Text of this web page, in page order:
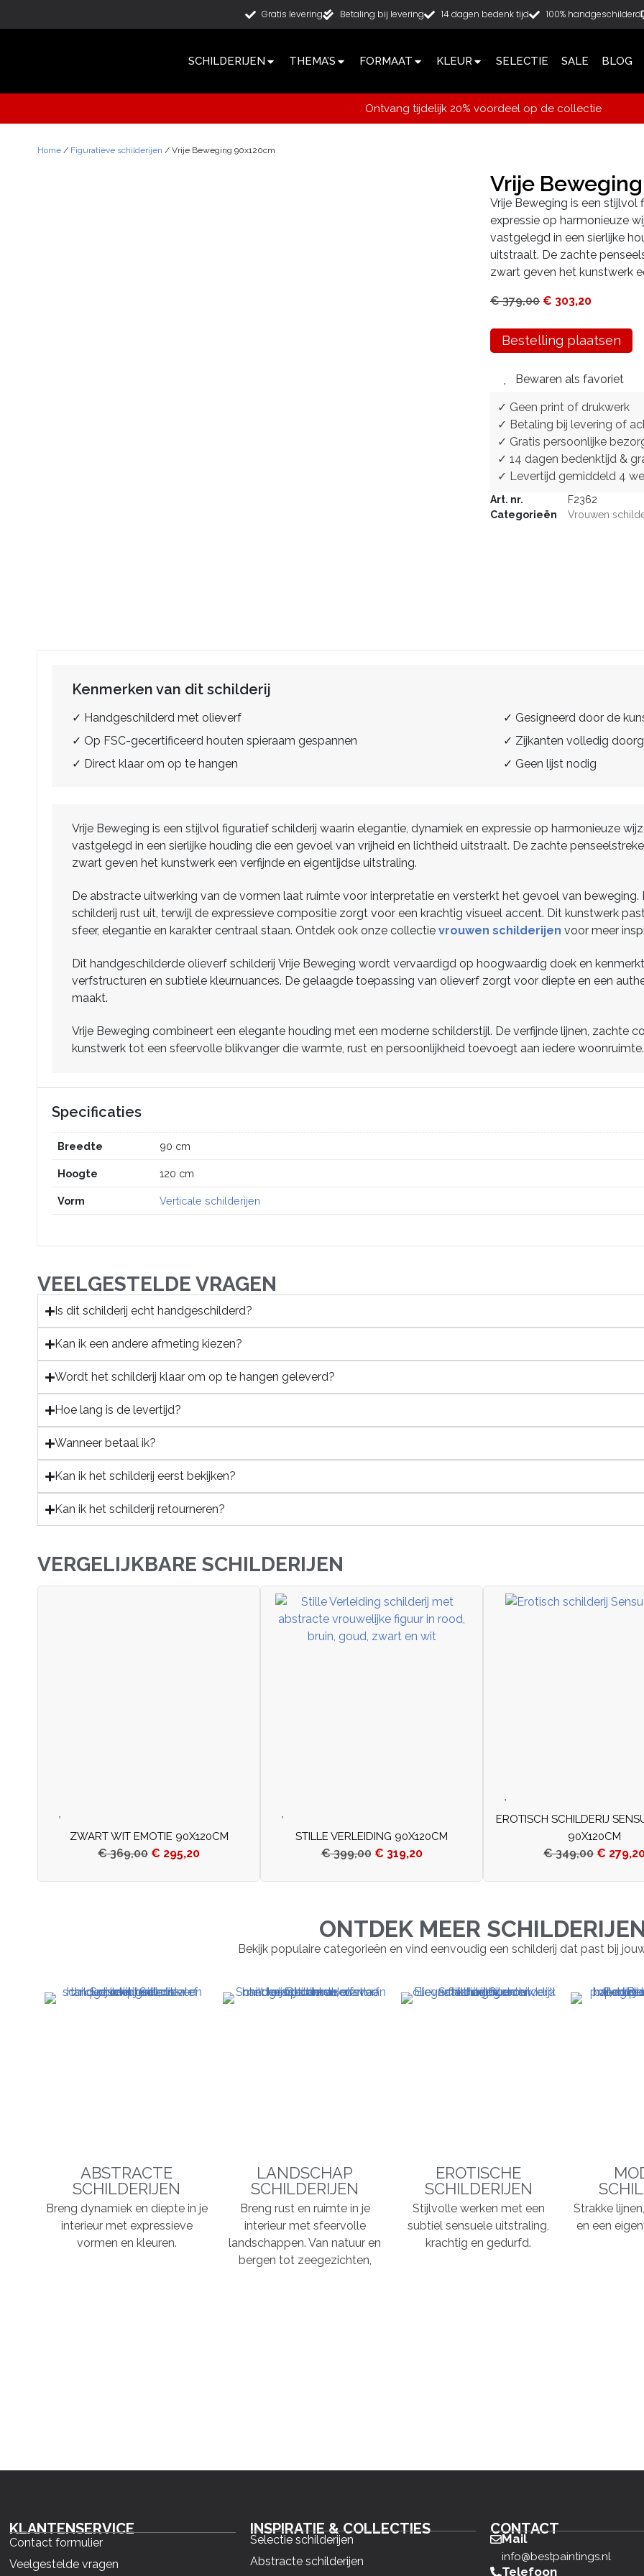
Gratis levering Betaling bij levering 14 dagen bedenk tijd 100% handgeschilderd
SCHILDERIJEN THEMA’S FORMAAT KLEUR SELECTIE SALE BLOG
Ontvang tijdelijk 20% voordeel op de collectie
Home / Figuratieve schilderijen / Vrije Beweging 90x120cm
Vrije
Vrije Beweging is een stijlvol
expressie op harmonieuze
vastgelegd in een sierlijke
uitstraalt. De zachte
zwart geven het kunstwerk
€379,00 € 303,20
Bestelling plaatsen
Bewaren als favoriet
✓ Geen print of drukwerk
✓ Betaling bij levering of
✓ Gratis persoonlijke
✓ 14 dagen bedenktijd &
✓ Levertijd gemiddeld 4
Art. nr.
F2362
Categorieën
Vrouwen
Kenmerken van dit schilderij
✓ Handgeschilderd met olieverf
✓ Gesigneerd door de
✓ Op FSC-gecertificeerd houten spieraam gespannen
✓ Zijkanten volledig
✓ Direct klaar om op te hangen
✓ Geen lijst nodig
Vrije Beweging is een stijlvol figuratief schilderij waarin elegantie, dynamiek en expressie op harmonieuze
vastgelegd in een sierlijke houding die een gevoel van vrijheid en lichtheid uitstraalt. De zachte
zwart geven het kunstwerk een verfijnde en eigentijdse uitstraling.
De abstracte uitwerking van de vormen laat ruimte voor interpretatie en versterkt het gevoel van
schilderij rust uit, terwijl de expressieve compositie zorgt voor een krachtig visueel accent. Dit kunstwerk
sfeer, elegantie en karakter centraal staan. Ontdek ook onze collectie vrouwen schilderijen voor meer
Dit handgeschilderde olieverf schilderij Vrije Beweging wordt vervaardigd op hoogwaardig doek en
verfstructuren en subtiele kleurnuances. De gelaagde toepassing van olieverf zorgt voor diepte en een
maakt.
Vrije Beweging combineert een elegante houding met een moderne schilderstijl. De verfijnde lijnen, zachte
kunstwerk tot een sfeervolle blikvanger die warmte, rust en persoonlijkheid toevoegt aan iedere woonruimte.
Specificaties
Breedte 90 cm
Hoogte 120 cm
Vorm Verticale schilderijen
VEELGESTELDE VRAGEN
Is dit schilderij echt handgeschilderd?
Kan ik een andere afmeting kiezen?
Wordt het schilderij klaar om op te hangen geleverd?
Hoe lang is de levertijd?
Wanneer betaal ik?
Kan ik het schilderij eerst bekijken?
Kan ik het schilderij retourneren?
VERGELIJKBARE SCHILDERIJEN
ZWART WIT EMOTIE 90X120CM
€369,00 € 295,20
STILLE VERLEIDING 90X120CM
€399,00 € 319,20
EROTISCH SCHILDERIJ
90X120CM
€349,00 €
ONTDEK MEER
Bekijk populaire categorieën en vind eenvoudig een schilderij dat past bij
ABSTRACTE
SCHILDERIJEN
Breng dynamiek en diepte in je
interieur met expressieve
vormen en kleuren.
LANDSCHAP
SCHILDERIJEN
Breng rust en ruimte in je
interieur met sfeervolle
landschappen. Van natuur en
bergen tot zeegezichten,
EROTISCHE
SCHILDERIJEN
Stijlvolle werken met een
subtiel sensuele uitstraling,
krachtig en gedurfd.
Strakke
en een
KLANTENSERVICE
Contact formulier
Veelgestelde vragen
INSPIRATIE & COLLECTIES
Selectie schilderijen
Abstracte schilderijen
CONTACT
Mail
info@bestpaintings.nl
Telefoon